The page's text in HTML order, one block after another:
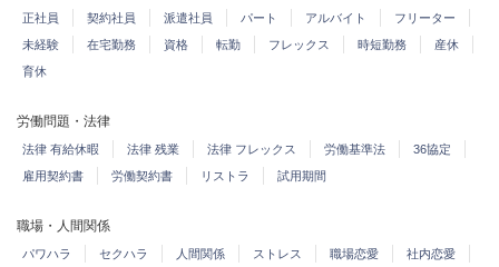
正社員 契約社員 派遣社員 パート アルバイト
フリーター
未経験
在宅勤務 資格 転勤 フレックス 時短勤務
産休
育休
労働問題・法律
法律 有給休暇 法律 残業 法律 フレックス 労働基準法
36協定
雇用契約書
労働契約書 リストラ 試用期間
職場・人間関係
パワハラ セクハラ 人間関係 ストレス 職場恋愛
社内恋愛